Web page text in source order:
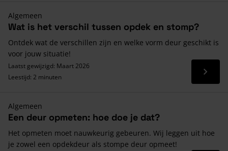
Algemeen
Wat is het verschil tussen opdek en stomp?
Ontdek wat de verschillen zijn en welke vorm deur geschikt is
voor jouw situatie!
Laatst gewijzigd: Maart 2026
Leestijd: 2 minuten
Lees
Algemeen
Een deur opmeten: hoe doe je dat?
Het opmeten moet nauwkeurig gebeuren. Wij leggen uit hoe
je zowel een opdekdeur als stompe deur opmeet!